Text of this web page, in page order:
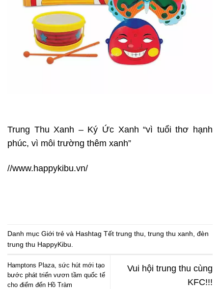
Trung Thu Xanh – Ký Ức Xanh “vì tuổi thơ hạnh
phúc, vì môi trường thêm xanh”
//www.happykibu.vn/
Danh mục Giới trẻ và Hashtag Tết trung thu trung thu xanh đèn
trung thu HappyKibu
Hamptons Plaza, sức hút mới tạo
bước phát triển vươn tầm quốc tế
cho điểm đến Hồ Tràm
Vui hội trung thu cùng
KFC!!!